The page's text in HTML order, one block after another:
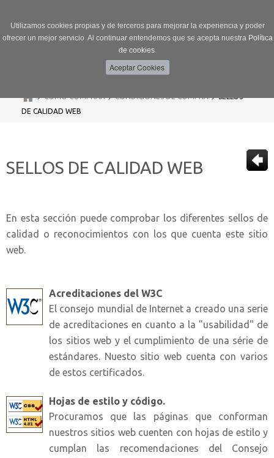
Utilizamos cookies propias y de terceros para mejorar la experiencia y poder
ofrecer un mejor servicio. Al continuar entendemos que se acepta nuestra Política
de cookies.
>CÓMO COMPRAR>CONDICIONES DE COMPRA>SELLOS
DE CALIDAD WEB
SELLOS DE CALIDAD WEB
En esta sección puede comprobar los diferentes sellos de
calidad o reconocimientos con los que cuenta este sitio
web.
Acreditaciones del W3C
El consejo mundial de Internet a creado una serie
de acreditaciones en cuanto a la "usabilidad" de
los sitios web y el cumplimiento de una série de
estándares. Nuesto sitio web cuenta con varios
de estos certificados.
Hojas de estilo y código.
Procuramos que las páginas que conforman
nuestros sitios web cuenten con hojas de estilo y
cumplan las recomendaciones del Consejo